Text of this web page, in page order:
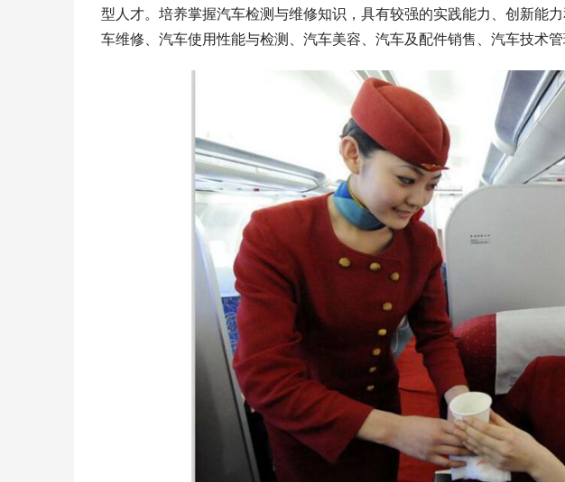
型人才。培养掌握汽车检测与维修知识，具有较强的实践能力、创新能
车维修、汽车使用性能与检测、汽车美容、汽车及配件销售、汽车技术管